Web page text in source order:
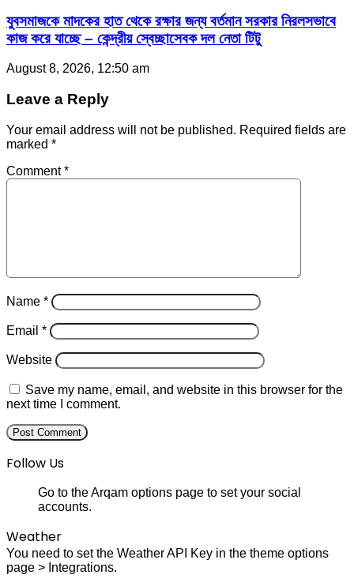
যুবসমাজকে মাদকের হাত থেকে রক্ষার জন্য বর্তমান সরকার নিরলসভাবে
কাজ করে যাচ্ছে – কেন্দ্রীয় স্বেচ্ছাসেবক দল নেতা টিটু
August 8, 2026, 12:50 am
Leave a Reply
Your email address will not be published. Required fields are
marked *
Comment*
Name *
Email *
Website
Save my name, email, and website in this browser for the
next time I comment.
Follow Us
Go to the Arqam options page to set your social
accounts.
Weather
You need to set the Weather API Key in the theme options
page > Integrations.